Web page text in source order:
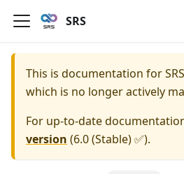
SRS
This is documentation forSRS
which is no longer actively
For up-to-date
version (6.0 (Stable) ✅).